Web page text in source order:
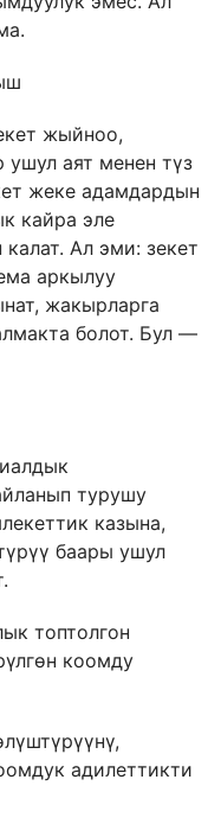
жыйноо,
аят менен түз
жеке адамдардын
кайра эле
Ал эми: зекет
аркылуу
жакырларга
болот. Бул —
турушу
казына,
баары ушул
топтолгон
коомду
адилеттикти